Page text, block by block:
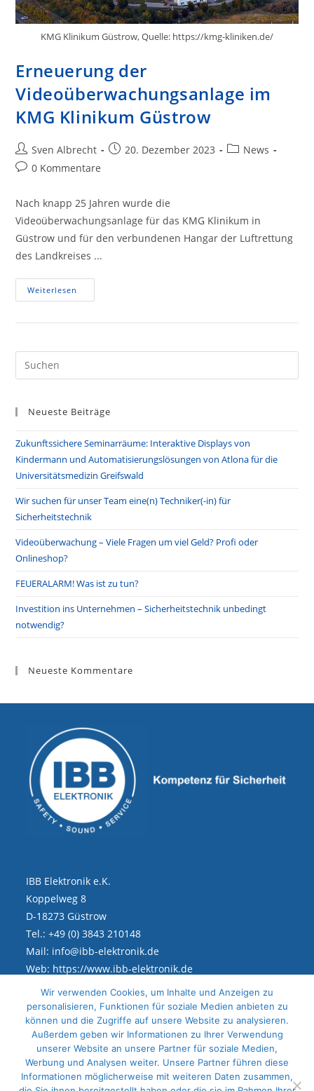
KMG Klinikum Güstrow, Quelle: https://kmg-kliniken.de/
Erneuerung der
Videoüberwachungsanlage im
KMG Klinikum Güstrow
Beitrags-
Autor:
Sven Albrecht
Beitrag20. Dezember 2023
Beitrags-
News
Beitrags-
0 Kommentare
Nach knapp 25 Jahren wurde die
Videoüberwachungsanlage für das KMG Klinikum in
Güstrow und für den verbundenen Hangar der Luftrettung
des Landkreises ...
Weiterlesen
Der
Güstrow
Neueste Beiträge
Zukunftssichere Seminarräume: Interaktive Displays von
Kindermann und Automatisierungslösungen von Atlona für die
Universitätsmedizin Greifswald
Wir suchen für unser Team eine(n) Techniker(-in) für
Sicherheitstechnik
Videoüberwachung – Viele Fragen um viel Geld? Profi oder
Onlineshop?
FEUERALARM! Was ist zu tun?
Investition ins Unternehmen – Sicherheitstechnik unbedingt
notwendig?
Neueste Kommentare
IBB Elektronik e.K.
Koppelweg 8
D-18273 Güstrow
Tel.: +49 (0) 3843 210148
Mail: info@ibb-elektronik.de
Web: https://www.ibb-elektronik.de
Rechtliches
Impressum
Datenschutz
Wir verwenden Cookies, um Inhalte und Anzeigen zu
personalisieren, Funktionen für soziale Medien anbieten zu
können und die Zugriffe auf unsere Website zu analysieren.
Außerdem geben wir Informationen zu Ihrer Verwendung
unserer Website an unsere Partner für soziale Medien,
Werbung und Analysen weiter. Unsere Partner führen diese
Informationen möglicherweise mit weiteren Daten zusammen,